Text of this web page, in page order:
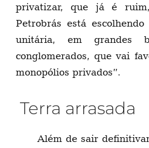
privatizar, que já é
Petrobrás está
unitária, em grandes
conglomerados, que vai
monopólios privados”.
Terra arrasada
Além de sair